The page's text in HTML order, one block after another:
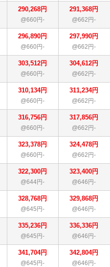
290,268円
@660円-
291,368円
@662円-
296,890円
@660円-
297,990円
@662円-
303,512円
@660円-
304,612円
@662円-
310,134円
@660円-
311,234円
@662円-
316,756円
@660円-
317,856円
@662円-
323,378円
@660円-
324,478円
@662円-
322,300円
@644円-
323,400円
@646円-
328,768円
@645円-
329,868円
@646円-
335,236円
@645円-
336,336円
@646円-
341,704円
@645円-
342,804円
@646円-